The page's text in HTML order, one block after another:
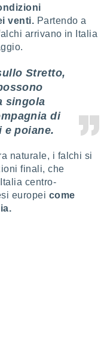
venti. Partendo a
arrivano in Italia
Stretto,
singola
di
poiane.
naturale, i falchi si
finali, che
centro-
europei come